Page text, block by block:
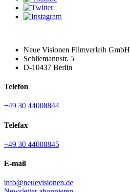
Neue Visionen Filmverleih GmbH
Schliemannstr. 5
D-10437 Berlin
Telefon
+49 30 44008844
Telefax
+49 30 44008845
E-mail
info@neuevisionen.de